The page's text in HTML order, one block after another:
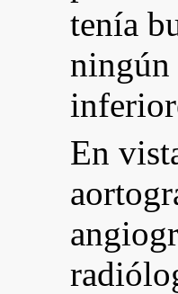
tenía
ningún
En